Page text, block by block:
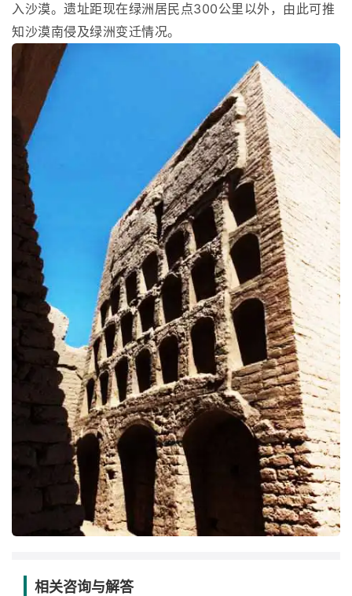
入沙漠。遗址距现在绿洲居民点300公里以外，由此可推
知沙漠南侵及绿洲变迁情况。
相关咨询与解答